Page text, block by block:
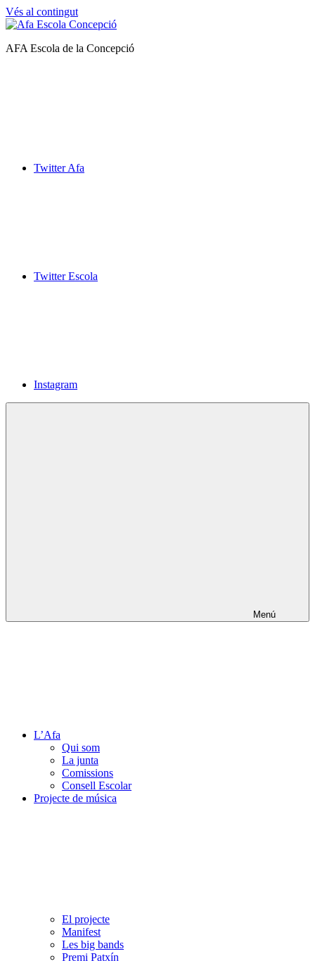
Vés al contingut
Afa
AFA Escola de la Concepció
Twitter Afa
Twitter Escola
Instagram
Menú
L’Afa
Qui som
La junta
Comissions
Consell Escolar
Projecte de música
El projecte
Manifest
Les big bands
Premi Patxín